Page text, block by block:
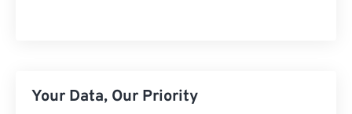
Your Data, Our Priority